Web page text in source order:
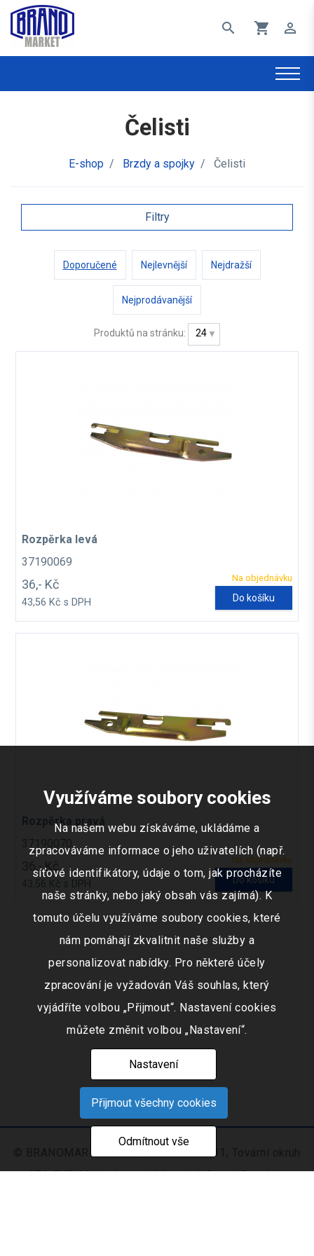
search shopping_cart perm_identity
Čelisti
E-shop / Brzdy a spojky / Čelisti
Filtry
Doporučené Nejlevnější Nejdražší
Nejprodávanější
Produktů na stránku: 24
Rozpěrka levá
37190069
Na objednávku
36,- Kč
43,56 Kč s DPH Do košíku
Rozpěrka pravá
37190070
Na objednávku
36,- Kč
43,56 Kč s DPH Do košíku
© BRANOMARKET s.r.o., IČO: 253 51 311, Tovární okruh
674, 747 41 Hradec nad Moravicí, Czech Republic
Využíváme soubory cookies
Na našem webu získáváme, ukládáme a
zpracováváme informace o jeho uživatelích (např.
síťové identifikátory, údaje o tom, jak procházíte
naše stránky, nebo jaký obsah vás zajímá). K
tomuto účelu využíváme soubory cookies, které
nám pomáhají zkvalitnit naše služby a
personalizovat nabídky. Pro některé účely
zpracování je vyžadován Váš souhlas, který
vyjádříte volbou „Přijmout“. Nastavení cookies
můžete změnit volbou „Nastavení“.
Nastavení
Přijmout všechny cookies
Odmítnout vše